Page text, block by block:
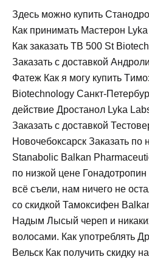
Здесь можно купить
Как принимать Мастерон
Как заказать TB 500 St
Заказать с доставкой
Фатеж Как я могу купить
Biotechnology Санкт-
действие Дростанол Lyka
Заказать с доставкой
Новочебоксарск Заказать по
Stanabolic Balkan
по низкой цене
всё съели, нам ничего не
со скидкой Тамоксифен
Надым Лысый череп и
волосами. Как употреблять
Вельск Как получить скидку